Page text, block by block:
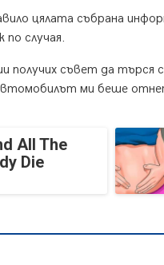
цялата събрана
по случая.
съвет да търся
ми беше
All The
Die